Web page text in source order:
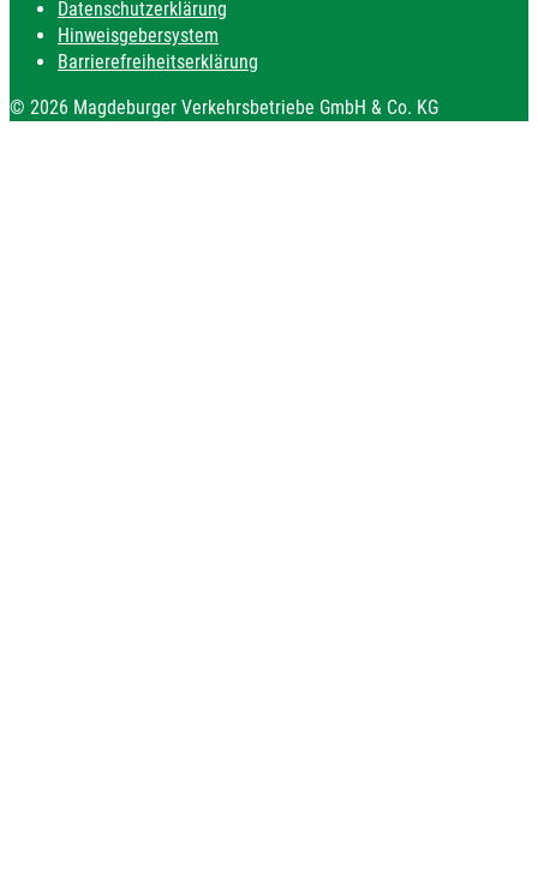
Datenschutzerklärung
Hinweisgebersystem
Barrierefreiheitserklärung
© 2026 Magdeburger Verkehrsbetriebe GmbH & Co. KG